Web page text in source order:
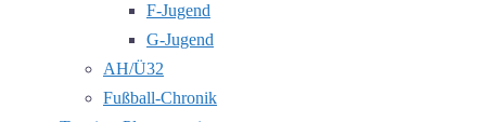
F-Jugend
G-Jugend
AH/Ü32
Fußball-Chronik